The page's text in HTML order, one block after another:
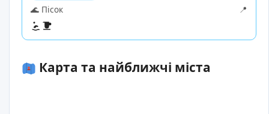
🌊 Пісок
📍
Карта та найближчі міста